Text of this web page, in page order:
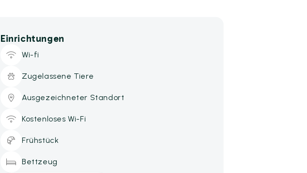
Einrichtungen
Wi-fi
Zugelassene Tiere
Ausgezeichneter Standort
Kostenloses Wi-Fi
Frühstück
Bettzeug